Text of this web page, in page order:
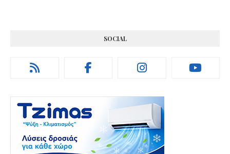
SOCIAL